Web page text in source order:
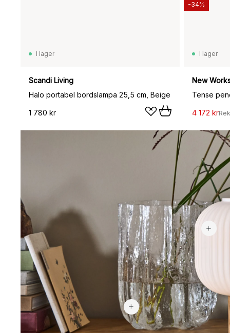
I lager
Scandi Living
Halo portabel bordslampa 25,5 cm, Beige
1 780 kr
I lager
New
Tense
4 172 kr
-34%
2 969 kr